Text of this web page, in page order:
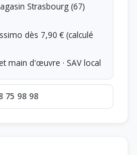
Strasbourg (67)
dès 7,90 € (calculé
main d'œuvre · SAV local
75 98 98